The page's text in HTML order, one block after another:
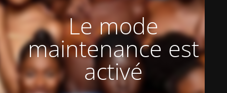
Le mode
maintenance est
activé